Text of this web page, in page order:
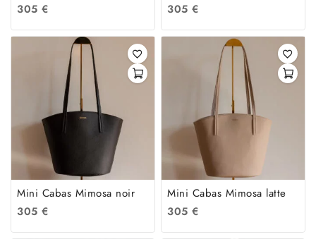
305 €
305 €
Mini Cabas Mimosa noir
305 €
Mini Cabas Mimosa latte
305 €